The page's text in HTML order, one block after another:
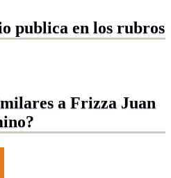
publica en los rubros
a Frizza Juan